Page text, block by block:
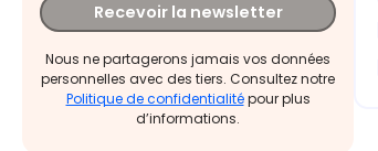
Recevoir la newsletter
Nous ne partagerons jamais vos données
personnelles avec des tiers. Consultez notre
Politique de confidentialitépour plus
d’informations.